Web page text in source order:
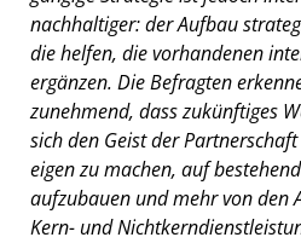
nachhaltiger: der Aufbau
die helfen, die vorhandenen
ergänzen. Die Befragten
zunehmend, dass zukünftiges
sich den Geist der
eigen zu machen, auf
aufzubauen und mehr von den
Kern- und